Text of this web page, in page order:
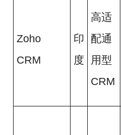
Zoho
CRM
印
度
高适
配通
用型
CRM